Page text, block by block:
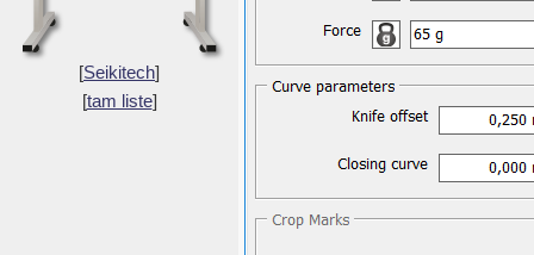
[Seikitech]
[tam liste]